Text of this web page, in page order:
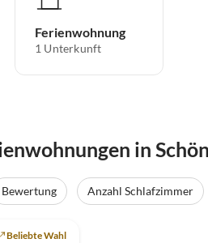
Ferienwohnung
1 Unterkunft
in
Bewertung Anzahl Schlafzimmer
Beliebte Wahl